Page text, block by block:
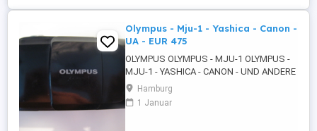
KAMERAS - LEICA R8 - ...
Olympus - Mju-1 - Yashica - Canon -
UA - EUR 475
OLYMPUS OLYMPUS - MJU-1 OLYMPUS -
MJU-1 - YASHICA - CANON - UND ANDERE
- UA 1. OLYMPUS OLYMPUS - MJU-1 -
ULTRA KOMPAKTKAMERA - SCHWARZ -
DISPLAY - AF - AUTOMATIC FOCUSING
Hamburg
1 Januar